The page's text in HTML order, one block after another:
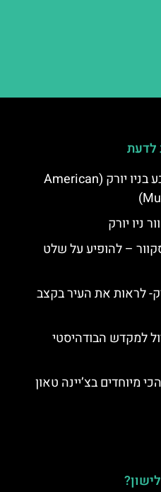
לדעת
מוזיאון ההיסטוריה של הטבע בניו יורק (American
ניו יורק
– להופיע על שלט
לראות את העיר בקצב
למקדש הבודהיסטי
מיוחדים בצ’יינה טאון